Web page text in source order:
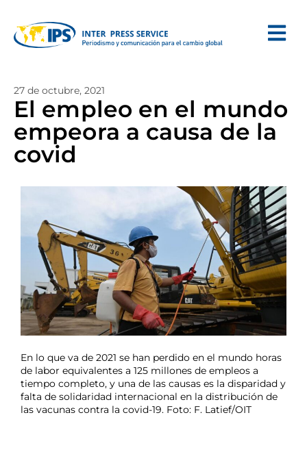
27 de octubre, 2021
El empleo en el mundo
empeora a causa de la
covid
En lo que va de 2021 se han perdido en el mundo horas
de labor equivalentes a 125 millones de empleos a
tiempo completo, y una de las causas es la disparidad y
falta de solidaridad internacional en la distribución de
las vacunas contra la covid-19. Foto: F. Latief/OIT